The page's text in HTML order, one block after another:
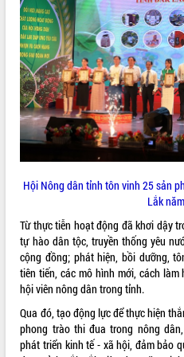
Hội thảo khoa học “Giải pháp thúc đẩy
phát triển nền kinh tế xanh tại tỉnh
Đắk Lắk”
Tăng cường giám sát, đôn đốc thực
hiện nhiệm vụ quản lý tài sản công
hàng tuần
Tháo gỡ những vướng mắc, đẩy mạnh
công tác cải cách thủ tục hành chính
tại Trung tâm Phục vụ hành chính
công tỉnh
Đắk Lắk: Tôn vinh 46 giải pháp tại Hội
Đắk Lắk rà soát, điều chỉnh Đề án 190
về phát triển nuôi trồng thủy sản
Phó Chủ tịch UBND tỉnh Đắk Lắk
Trương Công Thái kiểm tra thực địa
Dự án cao tốc Khánh Hòa - Buôn Ma
Thuột
Định vị cà phê Việt Nam như một “di
sản sống” trong dòng chảy toàn cầu
Hội Nông dân tỉnh tôn vinh 25 sản
Lắk
Từ thực tiễn hoạt động đã khơi dậy
tự hào dân tộc, truyền thống yêu
cộng đồng; phát hiện, bồi dưỡng,
tiên tiến, các mô hình mới, cách
hội viên nông dân trong tỉnh.
Qua đó, tạo động lực để thực hiện
phong trào thi đua trong nông
phát triển kinh tế - xã hội, đảm bảo